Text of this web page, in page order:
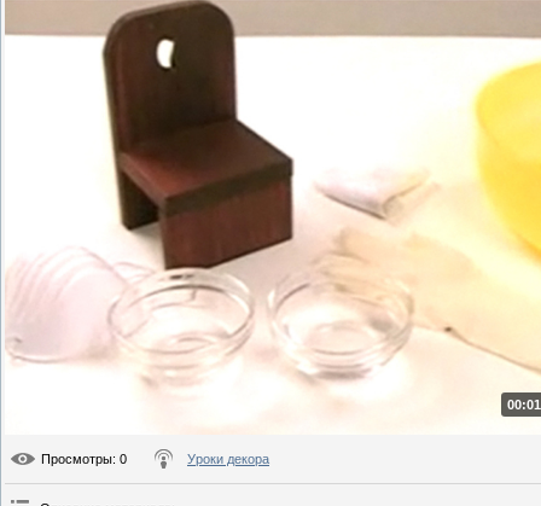
Просмотры: 0 Уроки декора